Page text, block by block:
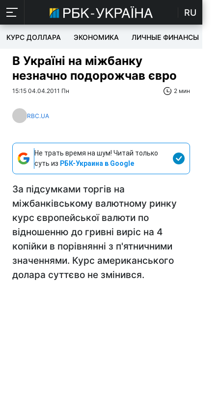
RU
КУРС ДОЛЛАРА ЭКОНОМИКА ЛИЧНЫЕ ФИНАНСЫ
В Україні на міжбанку
незначно подорожчав євро
15:15 04.04.2011 Пн 2 мин
RBC.UA
Не трать время на шум! Читай только
суть из РБК-Украина в Google
За підсумками торгів на
міжбанківському валютному ринку
курс європейської валюти по
відношенню до гривні виріс на 4
копійки в порівнянні з п'ятничними
значеннями. Курс американського
долара суттєво не змінився.